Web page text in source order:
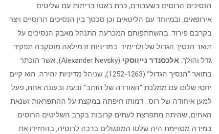
הנסיכים הרוסים בשעבודם, כרת באטו בריתות עם שליטים
אירופאים, ובמיוחד עם הליטאים וכן סכסך בין הנסיכים הרוסיים ויצר
בקרבם פירוד. בהשתתפותם המכרעת התנהל מאבק הנסיכים על
תואר הנסיך הגדול של ולדימיר. במדיניות זו מילאה מוסקבה תפקיד
גדל והולך. אלכסנדר נייווסקי
(Alexander Nevsky), אשר הוכתר
בתואר “הנסיך הגדול” (1252-1263), שניהל מדיניות זהירה. הוא קיים
יחסי שלום עם ממלכת “האורדה של הזהב” ובעת ובעונה אחת, פעל
למען איחודה של רוס. דמותו חיפתה במקצת על ההתפראות ושנאת
האחים, שהיתה מתפרצת לעתים קרובות בקרב השליטים הרוסים.
במידה מסויימת היה שלטו המונגולים ברכה לרוסיה, בהחזירו את